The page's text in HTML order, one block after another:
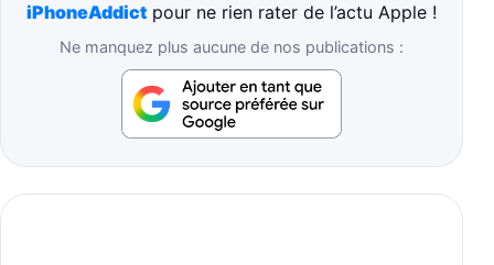
iPhoneAddict pour ne rien rater de l’actu Apple !
Ne manquez plus aucune de nos publications :